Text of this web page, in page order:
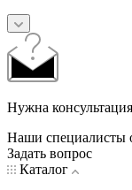
Нужна
Наши специалисты
Задать вопрос
Каталог